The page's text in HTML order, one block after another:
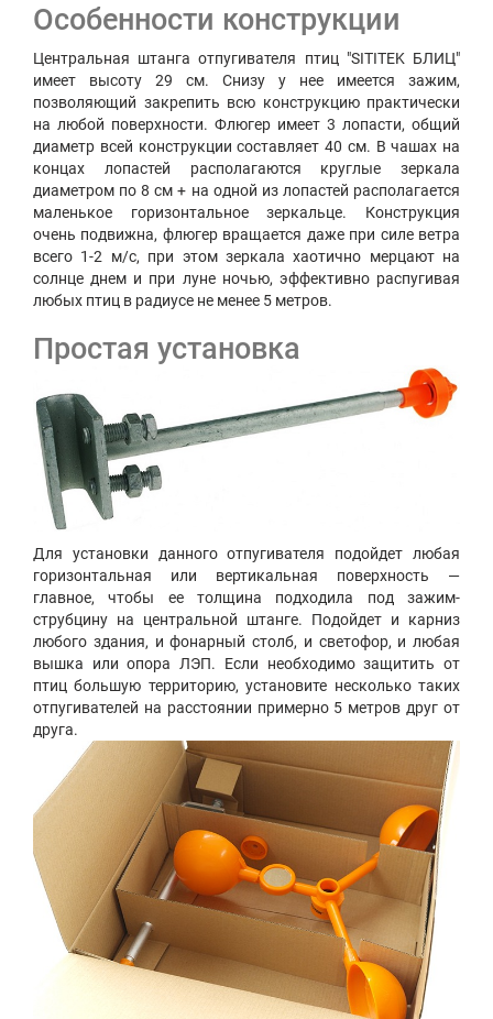
Особенности конструкции
Центральная штанга отпугивателя птиц "SITITEK БЛИЦ"
имеет высоту 29 см. Снизу у нее имеется зажим,
позволяющий закрепить всю конструкцию практически
на любой поверхности. Флюгер имеет 3 лопасти, общий
диаметр всей конструкции составляет 40 см. В чашах на
концах лопастей располагаются круглые зеркала
диаметром по 8 см + на одной из лопастей располагается
маленькое горизонтальное зеркальце. Конструкция
очень подвижна, флюгер вращается даже при силе ветра
всего 1-2 м/с, при этом зеркала хаотично мерцают на
солнце днем и при луне ночью, эффективно распугивая
любых птиц в радиусе не менее 5 метров.
Простая установка
Для установки данного отпугивателя подойдет любая
горизонтальная или вертикальная поверхность —
главное, чтобы ее толщина подходила под зажим-
струбцину на центральной штанге. Подойдет и карниз
любого здания, и фонарный столб, и светофор, и любая
вышка или опора ЛЭП. Если необходимо защитить от
птиц большую территорию, установите несколько таких
отпугивателей на расстоянии примерно 5 метров друг от
друга.